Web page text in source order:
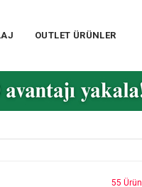
OUTLET ÜRÜNLER
55 Ürün